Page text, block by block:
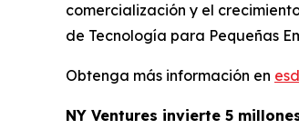
comercialización y el
de Tecnología para Pequeñas
Obtenga más información en
NY Ventures invierte 5